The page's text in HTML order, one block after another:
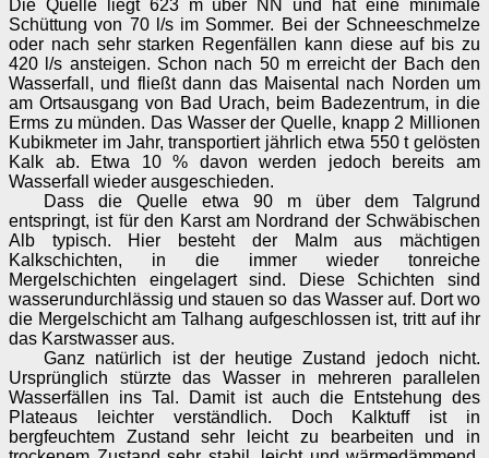
Die Quelle liegt 623 m über NN und hat eine minimale
Schüttung von 70 l/s im Sommer. Bei der Schneeschmelze
oder nach sehr starken Regenfällen kann diese auf bis zu
420 l/s ansteigen. Schon nach 50 m erreicht der Bach den
Wasserfall, und fließt dann das Maisental nach Norden um
am Ortsausgang von Bad Urach, beim Badezentrum, in die
Erms zu münden. Das Wasser der Quelle, knapp 2 Millionen
Kubikmeter im Jahr, transportiert jährlich etwa 550 t gelösten
Kalk ab. Etwa 10 % davon werden jedoch bereits am
Wasserfall wieder ausgeschieden.
Dass die Quelle etwa 90 m über dem Talgrund
entspringt, ist für den Karst am Nordrand der Schwäbischen
Alb typisch. Hier besteht der Malm aus mächtigen
Kalkschichten, in die immer wieder tonreiche
Mergelschichten eingelagert sind. Diese Schichten sind
wasserundurchlässig und stauen so das Wasser auf. Dort wo
die Mergelschicht am Talhang aufgeschlossen ist, tritt auf ihr
das Karstwasser aus.
Ganz natürlich ist der heutige Zustand jedoch nicht.
Ursprünglich stürzte das Wasser in mehreren parallelen
Wasserfällen ins Tal. Damit ist auch die Entstehung des
Plateaus leichter verständlich. Doch Kalktuff ist in
bergfeuchtem Zustand sehr leicht zu bearbeiten und in